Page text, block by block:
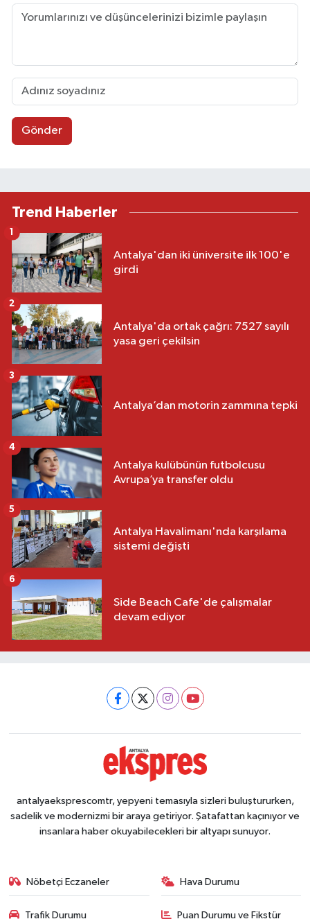
Gönder
Trend Haberler
Antalya'dan iki üniversite ilk 100'e
girdi
1
Antalya'da ortak çağrı: 7527 sayılı
yasa geri çekilsin
2
Antalya’dan motorin zammına tepki
3
Antalya kulübünün futbolcusu
Avrupa’ya transfer oldu
4
Antalya Havalimanı'nda karşılama
sistemi değişti
5
Side Beach Cafe'de çalışmalar
devam ediyor
6
antalyaeksprescomtr, yepyeni temasıyla sizleri buluştururken,
sadelik ve modernizmi bir araya getiriyor. Şatafattan kaçınıyor ve
insanlara haber okuyabilecekleri bir altyapı sunuyor.
Nöbetçi Eczaneler Hava Durumu
Trafik Durumu Puan Durumu ve Fikstür